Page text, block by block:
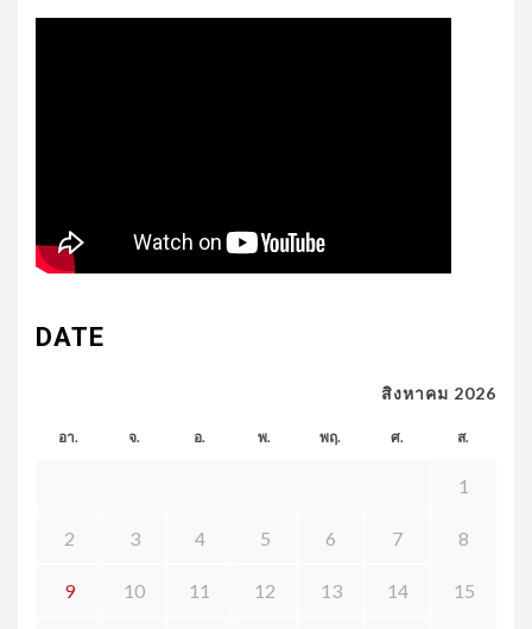
DATE
สิงหาคม 2026
อา. จ. อ. พ. พฤ. ศ. ส.
1
2 3 4 5 6 7 8
9 10 11 12 13 14 15